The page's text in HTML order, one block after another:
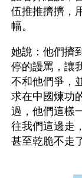
伍推推擠擠，
幅。
她說：他們擠
停的謾罵，讓
不和他們爭，
求在中國煉功
過，他們這樣
往我們這邊走
甚至乾脆不走